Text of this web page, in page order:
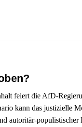
feiert die AfD-
kann das justizielle
autoritär-